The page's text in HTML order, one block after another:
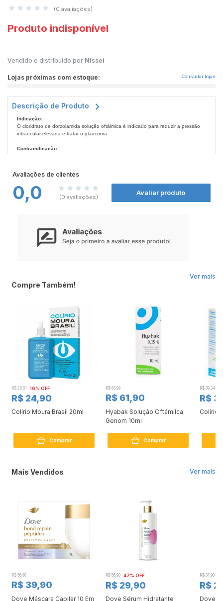
(0 avaliações)
Produto indisponível
Vendido e distribuído por Nissei
Lojas próximas com estoque: Consultar lojas
Descrição de Produto
Indicação:
O cloridrato de dorzolamida solução oftálmica é indicado para reduzir a pressão
intraocular elevada e tratar o glaucoma.
Contraindicação:
Você não deve usar cloridrato de dorzolamida se for alérgico a qualquer um de
Avaliações de clientes
0,0 (0 avaliações)
Avaliar produto
Ver mais
Compre Também!
R$ 29,61 16% OFF
R$ 24,90
Colírio Moura Brasil 20ml
Comprar
R$ 63,99
R$ 61,90
Hyabak Solução Oftámilca
Genom 10ml
Comprar
R$ 39,34
R$
Colírio
Ver mais
Mais Vendidos
R$ 56,90
R$ 39,90
Dove Máscara Capilar 10 Em
R$ 56,90 47% OFF
R$ 29,90
Dove Sérum Hidratante
R$ 31,90
R$
Dove